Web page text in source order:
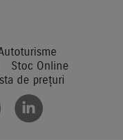
Stoc Online
de prețuri